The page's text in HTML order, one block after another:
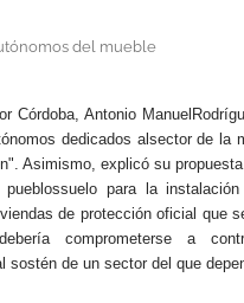
del mueble
Córdoba, Antonio
dedicados alsector de la
Asimismo, explicó su
pueblossuelo para la
de protección oficial que
comprometerse a
de un sector del que